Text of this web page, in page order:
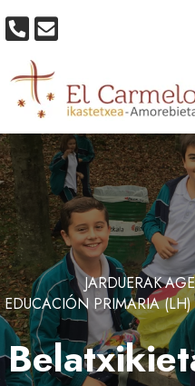
JARDUERAK
EDUCACIÓN PRIMARIA (LH)